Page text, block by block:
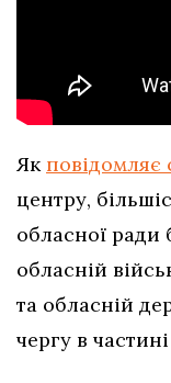
Як повідомляє
центру,
обласної ради
обласній
та обласній
чергу в